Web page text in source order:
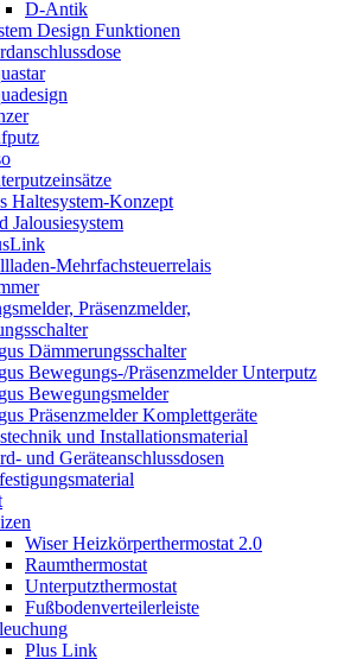
D-Antik
Design Funktionen
Haltesystem-Konzept
Jalousiesystem
Mehrfachsteuerrelais
Präsenzmelder,
Dämmerungsschalter
Bewegungs-/Präsenzmelder Unterputz
Bewegungsmelder
Präsenzmelder Komplettgeräte
und Installationsmaterial
und Geräteanschlussdosen
Wiser Heizkörperthermostat 2.0
Raumthermostat
Unterputzthermostat
Fußbodenverteilerleiste
Plus Link